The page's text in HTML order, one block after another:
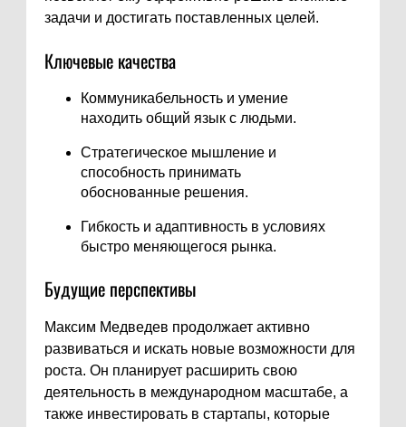
задачи и достигать поставленных целей.
Ключевые качества
Коммуникабельность и умение
находить общий язык с людьми.
Стратегическое мышление и
способность принимать
обоснованные решения.
Гибкость и адаптивность в условиях
быстро меняющегося рынка.
Будущие перспективы
Максим Медведев продолжает активно
развиваться и искать новые возможности для
роста. Он планирует расширить свою
деятельность в международном масштабе, а
также инвестировать в стартапы, которые